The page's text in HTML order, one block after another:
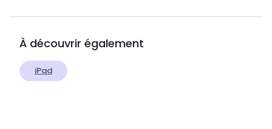
À découvrir également
iPad